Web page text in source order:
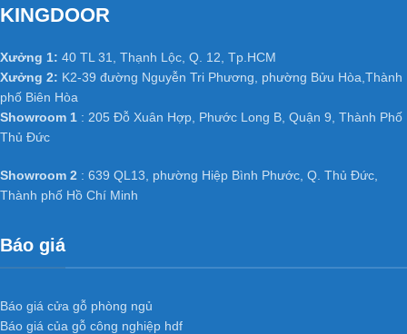
KINGDOOR
Xưởng 1: 40 TL 31, Thạnh Lộc, Q. 12, Tp.HCM
Xưởng 2: K2-39 đường Nguyễn Tri Phương, phường Bửu Hòa,Thành
phố Biên Hòa
Showroom 1 : 205 Đỗ Xuân Hợp, Phước Long B, Quận 9, Thành Phố
Thủ Đức
Showroom 2 : 639 QL13, phường Hiệp Bình Phước, Q. Thủ Đức,
Thành phố Hồ Chí Minh
Báo giá
Báo giá cửa gỗ phòng ngủ
Báo giá của gỗ công nghiệp hdf